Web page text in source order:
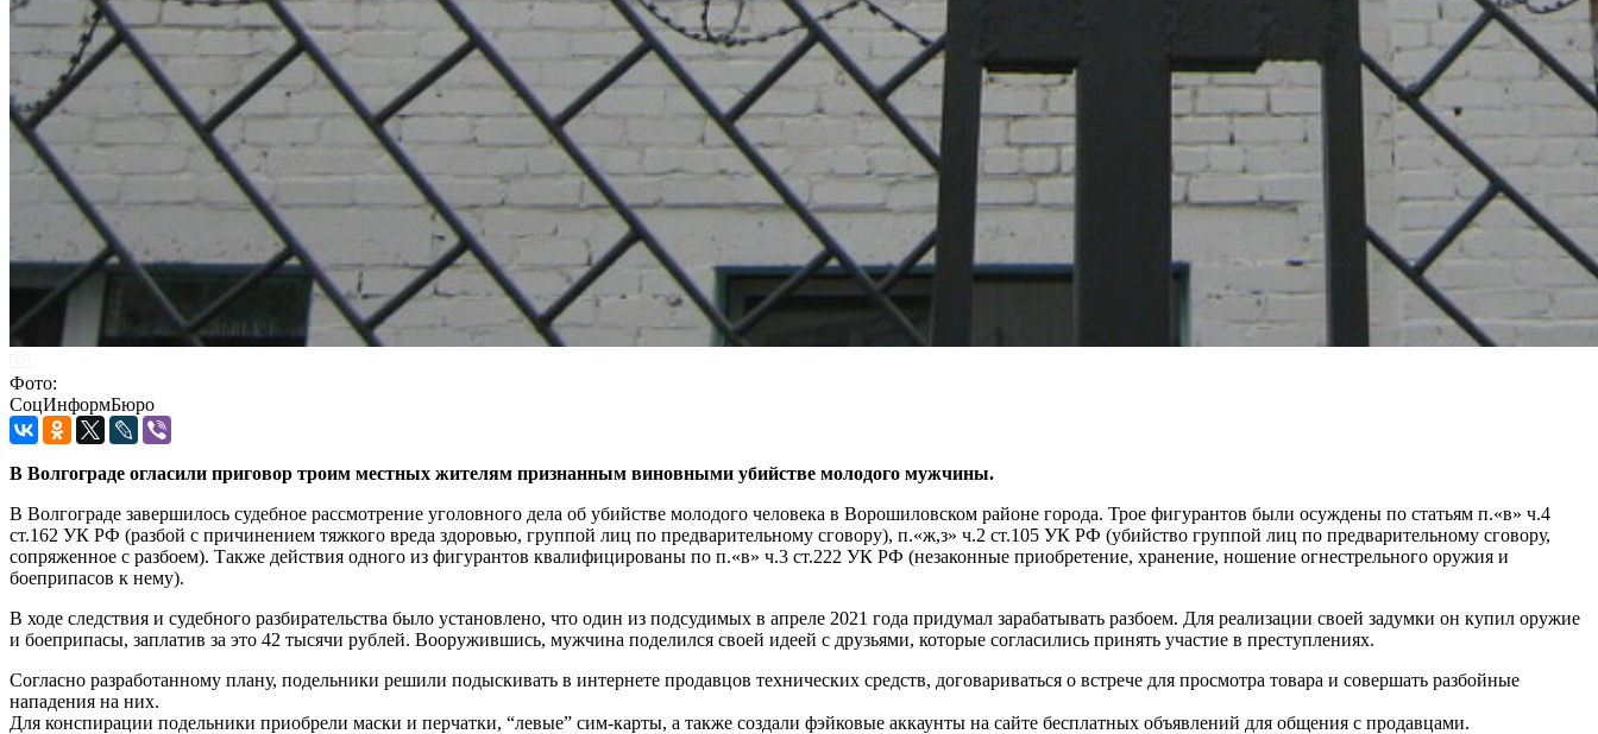
Фото:
СоцИнформБюро
В Волгограде огласили приговор троим местных жителям признанным виновными убийстве молодого мужчины.
В Волгограде завершилось судебное рассмотрение уголовного дела об убийстве молодого человека в Ворошиловском районе города. Трое фигурантов были осуждены по статьям п.«в» ч.4
ст.162 УК РФ (разбой с причинением тяжкого вреда здоровью, группой лиц по предварительному сговору), п.«ж,з» ч.2 ст.105 УК РФ (убийство группой лиц по предварительному сговору,
сопряженное с разбоем). Также действия одного из фигурантов квалифицированы по п.«в» ч.3 ст.222 УК РФ (незаконные приобретение, хранение, ношение огнестрельного оружия и
боеприпасов к нему).
В ходе следствия и судебного разбирательства было установлено, что один из подсудимых в апреле 2021 года придумал зарабатывать разбоем. Для реализации своей задумки он купил оружие
и боеприпасы, заплатив за это 42 тысячи рублей. Вооружившись, мужчина поделился своей идеей с друзьями, которые согласились принять участие в преступлениях.
Согласно разработанному плану, подельники решили подыскивать в интернете продавцов технических средств, договариваться о встрече для просмотра товара и совершать разбойные
нападения на них.
Для конспирации подельники приобрели маски и перчатки, “левые” сим-карты, а также создали фэйковые аккаунты на сайте бесплатных объявлений для общения с продавцами.